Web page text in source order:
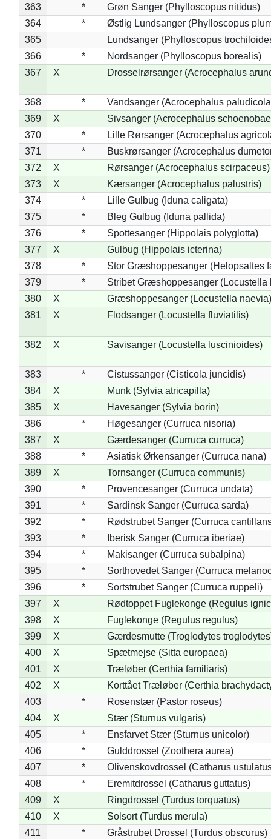
363 *
Grøn Sanger (Phylloscopus nitidus)
364
*
Østlig Lundsanger (Phylloscopus
365
Lundsanger (Phylloscopus
366
*
Nordsanger (Phylloscopus borealis)
367
X Drosselrørsanger (Acrocephalus
368 *
Vandsanger (Acrocephalus
369
X
Sivsanger (Acrocephalus
370
*
Lille Rørsanger (Acrocephalus
371
*
Buskrørsanger (Acrocephalus
372
X
Rørsanger (Acrocephalus scirpaceus)
373
X
Kærsanger (Acrocephalus palustris)
374
*
Lille Gulbug (Iduna caligata)
375
*
Bleg Gulbug (Iduna pallida)
376
*
Spottesanger (Hippolais polyglotta)
377
X
Gulbug (Hippolais icterina)
378
*
Stor Græshoppesanger (Helopsaltes
379
*
Stribet Græshoppesanger (Locustella
380
X
Græshoppesanger (Locustella naevia)
381
X Flodsanger (Locustella fluviatilis)
382 X Savisanger (Locustella luscinioides)
383 *
Cistussanger (Cisticola juncidis)
384
X
Munk (Sylvia atricapilla)
385
X
Havesanger (Sylvia borin)
386
*
Høgesanger (Curruca nisoria)
387
X
Gærdesanger (Curruca curruca)
388
*
Asiatisk Ørkensanger (Curruca nana)
389
X
Tornsanger (Curruca communis)
390
*
Provencesanger (Curruca undata)
391
*
Sardinsk Sanger (Curruca sarda)
392
*
Rødstrubet Sanger (Curruca
393
*
Iberisk Sanger (Curruca iberiae)
394
*
Makisanger (Curruca subalpina)
395
*
Sorthovedet Sanger (Curruca
396
*
Sortstrubet Sanger (Curruca ruppeli)
397
X
Rødtoppet Fuglekonge (Regulus
398
X
Fuglekonge (Regulus regulus)
399
X
Gærdesmutte (Troglodytes
400
X
Spætmejse (Sitta europaea)
401
X
Træløber (Certhia familiaris)
402
X
Korttået Træløber (Certhia
403
*
Rosenstær (Pastor roseus)
404
X
Stær (Sturnus vulgaris)
405
*
Ensfarvet Stær (Sturnus unicolor)
406
*
Gulddrossel (Zoothera aurea)
407
*
Olivenskovdrossel (Catharus
408
*
Eremitdrossel (Catharus guttatus)
409
X
Ringdrossel (Turdus torquatus)
410
X
Solsort (Turdus merula)
411
*
Gråstrubet Drossel (Turdus obscurus)